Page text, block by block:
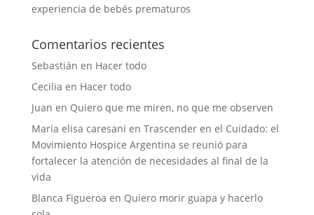
experiencia de bebés prematuros
Comentarios recientes
Sebastián en Hacer todo
Cecilia en Hacer todo
Juan en Quiero que me miren, no que me observen
Maria elisa caresani en Trascender en el Cuidado: el
Movimiento Hospice Argentina se reunió para
fortalecer la atención de necesidades al final de la
vida
Blanca Figueroa en Quiero morir guapa y hacerlo